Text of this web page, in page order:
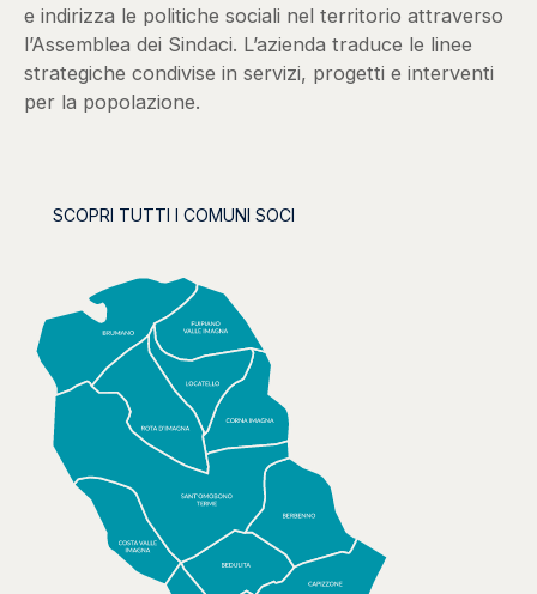
e indirizza le politiche sociali nel territorio attraverso
l’Assemblea dei Sindaci. L’azienda traduce le linee
strategiche condivise in servizi, progetti e interventi
per la popolazione.
SCOPRI TUTTI I COMUNI SOCI